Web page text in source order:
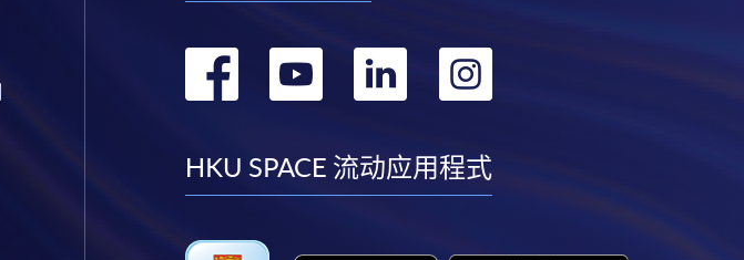
转
facebook
转
youtube
转
linkedin
转
instagram
HKU SPACE 流动应用程式